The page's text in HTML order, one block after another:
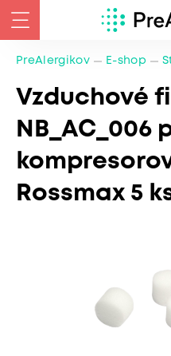
PreAlergikov E-shop
Vzduchové
NB_AC_006
Rossmax 5